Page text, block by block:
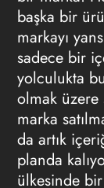
başka bir
markayı
sadece bir
yolculukta
olmak
marka
da artık
planda
ülkesinde